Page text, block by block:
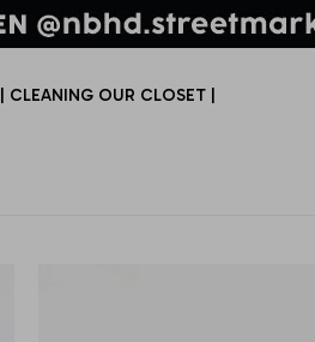
| CLEANING OUR CLOSET |